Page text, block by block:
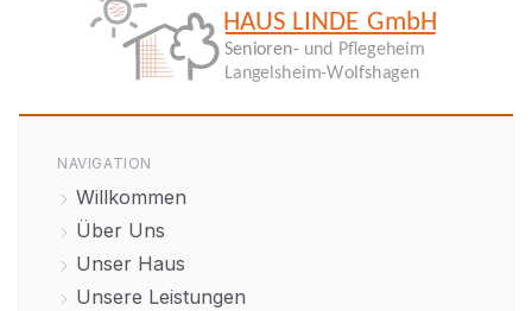
NAVIGATION
Willkommen
Über Uns
Unser Haus
Unsere Leistungen